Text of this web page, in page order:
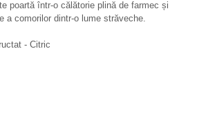
poartă într-o călătorie plină de farmec și
a comorilor dintr-o lume străveche.
- Citric